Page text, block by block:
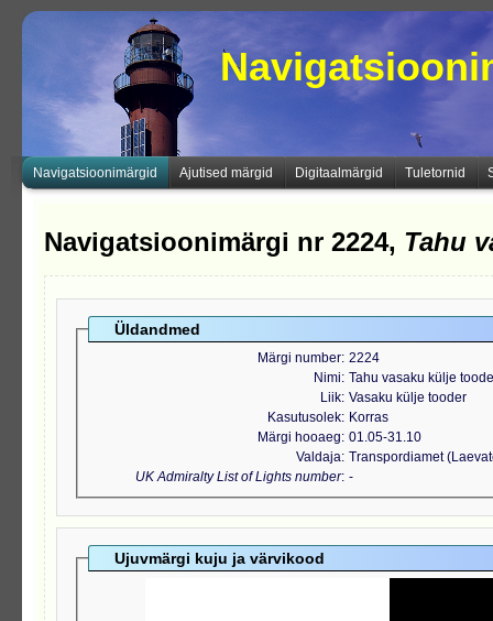
Navigatsioonimärgid Ajutised märgid Digitaalmärgid Tuletornid
Navigatsioonimärgi nr 2224, Tahu
Üldandmed
Märgi number 2224
Nimi Tahu vasaku külje
Liik Vasaku külje tooder
Kasutusolek
Korras
Märgi hooaeg 01.05-31.10
Valdaja Transpordiamet
UK Admiralty List of Lights number -
Ujuvmärgi kuju ja värvikood